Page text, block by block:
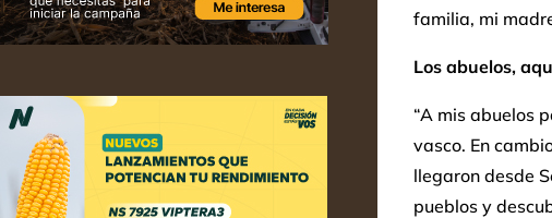
familia, mi
Los abuelos,
“A mis abuelos
vasco. En
llegaron desde
pueblos y